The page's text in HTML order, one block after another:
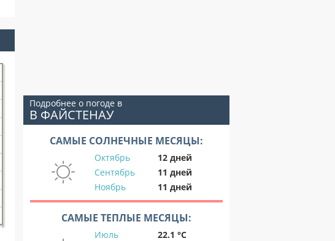
Подробнее о погоде в
В ФАЙСТЕНАУ
САМЫЕ СОЛНЕЧНЫЕ МЕСЯЦЫ:
Октябрь
12 дней
Сентябрь
11 дней
Ноябрь
11 дней
САМЫЕ ТЕПЛЫЕ МЕСЯЦЫ:
Июль
22.1 °C